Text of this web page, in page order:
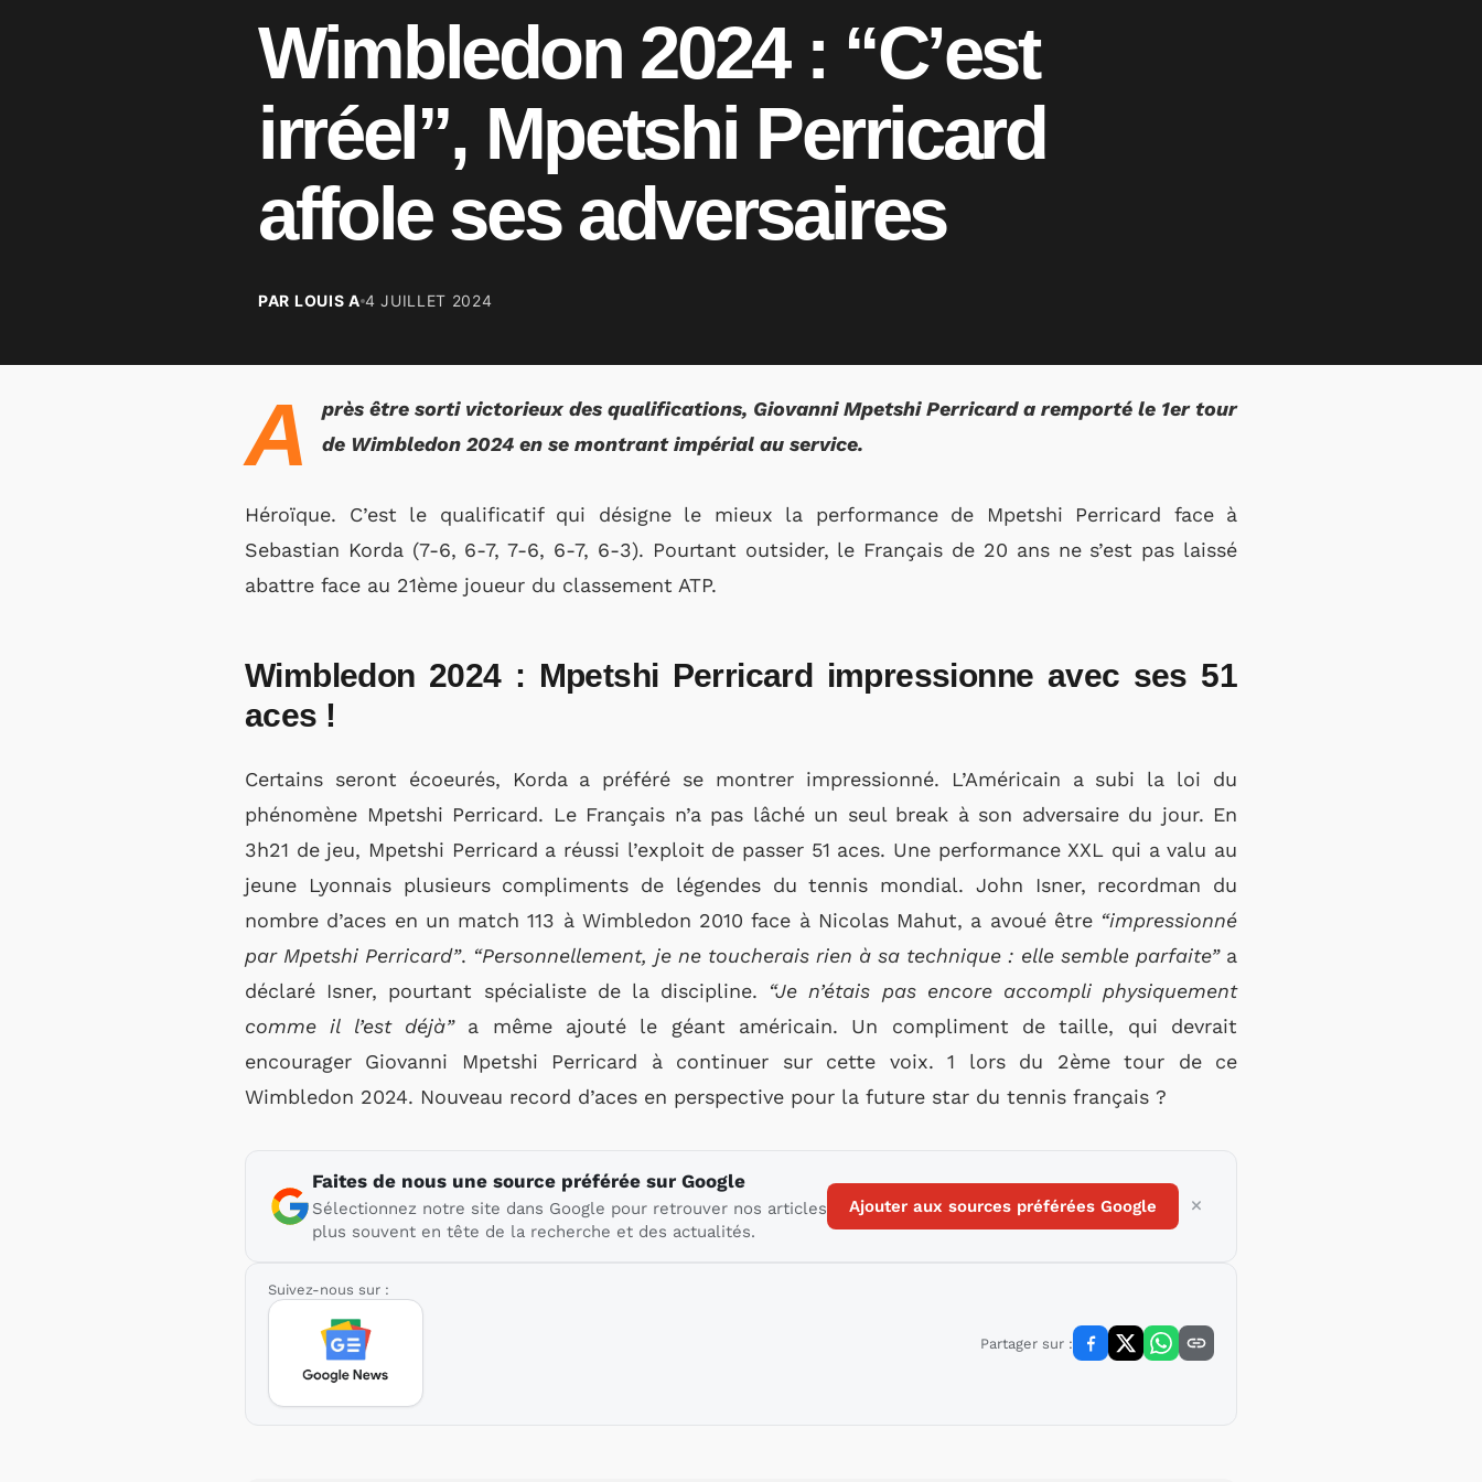
Wimbledon 2024 : “C’est
irréel”, Mpetshi Perricard
affole ses adversaires
PAR LOUIS A 4 JUILLET 2024
A
près être sorti victorieux des qualifications, Giovanni Mpetshi Perricard a remporté le 1er tour
de Wimbledon 2024 en se montrant impérial au service.
Héroïque. C’est le qualificatif qui désigne le mieux la performance de Mpetshi Perricard face à
Sebastian Korda (7-6, 6-7, 7-6, 6-7, 6-3). Pourtant outsider, le Français de 20 ans ne s’est pas laissé
abattre face au 21ème joueur du classement ATP.
Wimbledon 2024 : Mpetshi Perricard impressionne avec ses 51
aces !
Certains seront écoeurés, Korda a préféré se montrer impressionné. L’Américain a subi la loi du
phénomène Mpetshi Perricard. Le Français n’a pas lâché un seul break à son adversaire du jour. En
3h21 de jeu, Mpetshi Perricard a réussi l’exploit de passer 51 aces. Une performance XXL qui a valu au
jeune Lyonnais plusieurs compliments de légendes du tennis mondial. John Isner, recordman du
nombre d’aces en un match 113 à Wimbledon 2010 face à Nicolas Mahut, a avoué être “impressionné
par Mpetshi Perricard”. “Personnellement, je ne toucherais rien à sa technique : elle semble parfaite”a
déclaré Isner, pourtant spécialiste de la discipline. “Je n’étais pas encore accompli physiquement
comme il l’est déjà”a même ajouté le géant américain. Un compliment de taille, qui devrait
encourager Giovanni Mpetshi Perricard à continuer sur cette voix. 1 lors du 2ème tour de ce
Wimbledon 2024. Nouveau record d’aces en perspective pour la future star du tennis français ?
Faites de nous une source préférée sur Google
Sélectionnez notre site dans Google pour retrouver nos articles
plus souvent en tête de la recherche et des actualités.
Ajouter aux sources préférées Google
Suivez-nous sur :
Partager sur :